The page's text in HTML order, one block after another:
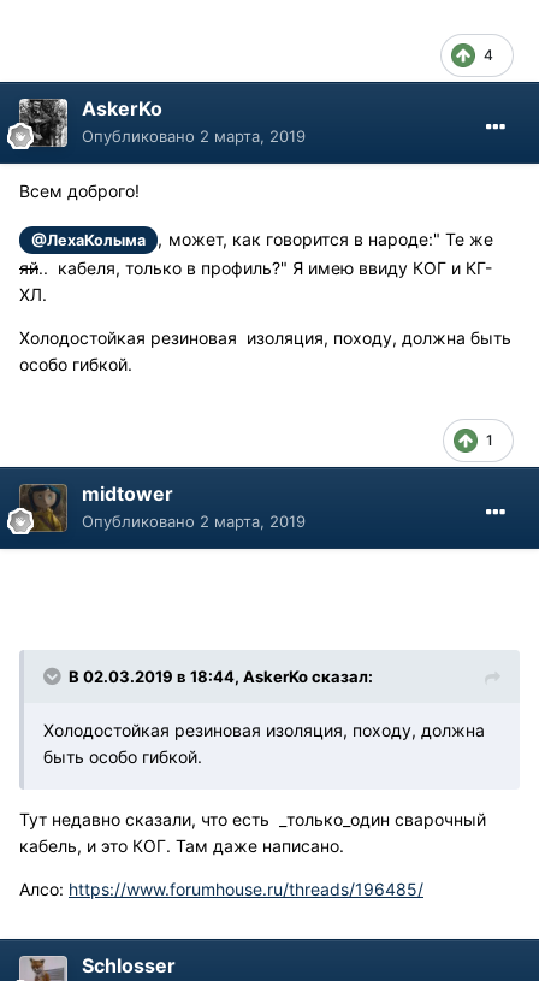
4
AskerKo
Опубликовано 2 марта, 2019
Всем доброго!
@ЛехаКолыма , может, как говорится в народе:" Те же
яй.. кабеля, только в профиль?" Я имею ввиду КОГ и КГ-
ХЛ.
Холодостойкая резиновая изоляция, походу, должна быть
особо гибкой.
1
midtower
Опубликовано 2 марта, 2019
В 02.03.2019 в 18:44, AskerKo сказал:
Холодостойкая резиновая изоляция, походу, должна
быть особо гибкой.
Тут недавно сказали, что есть _только_один сварочный
кабель, и это КОГ. Там даже написано.
Алсо: https://www.forumhouse.ru/threads/196485/
Schlosser